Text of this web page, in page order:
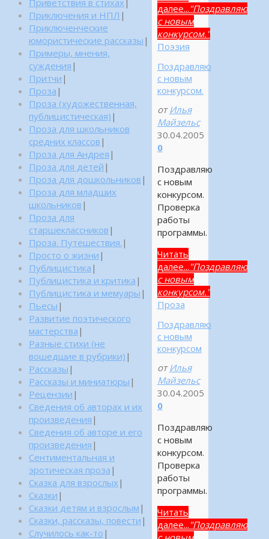
далее... "Поздравляю
с новым
конкурсом."
Поэзия
Поздравляю
с новым
конкурсом.
от Илья
Майзельс
30.04.2005
0
Поздравляю
с новым
конкурсом.
Проверка
работы
программы.
Читать
далее... "Поздравляю
с новым
конкурсом."
Проза
Поздравляю
с новым
конкурсом
от Илья
Майзельс
30.04.2005
0
Поздравляю
с новым
конкурсом.
Проверка
работы
программы.
Читать
далее... "Поздравляю
Приветствия в стихах
Приключения и НПЛ |
Приключенческие
юмористические рассказы |
Примеры, мнения,
суждения |
Притчи |
Проза |
Проза (художественная,
публицистическая) |
Проза для школьников
средних классов |
Проза для Андрея |
Проза для детей |
Проза для дошкольников |
Проза для младших
школьников |
Проза для
старшеклассников |
Проза. Путешествия. |
Просто о жизни |
Публицистика |
Публицистика и критика |
Публицистика и мемуары |
Пьесы |
Развитие поэтического
мастерства |
Разные стихи (не
вошедшие в рубрики) |
Рассказы |
Рассказы и миниатюры |
Рецензии |
Сведения об авторах и их
произведения |
Сведения об авторе и его
произведения |
Сентиментальная и
эротическая проза |
Сказка для взрослых |
Сказки |
Сказки детям и взрослым |
Сказки, рассказы, повести |
Случилось как-то |